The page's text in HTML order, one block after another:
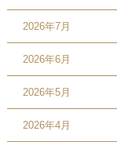
2026年7月
2026年6月
2026年5月
2026年4月